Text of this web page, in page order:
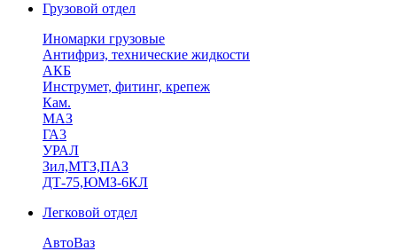
Грузовой отдел
Иномарки грузовые
Антифриз, технические жидкости
АКБ
Инструмет, фитинг, крепеж
Кам.
МАЗ
ГА3
УРАЛ
Зил,МТЗ,ПАЗ
ДТ-75,ЮМЗ-6КЛ
Легковой отдел
АвтоВаз